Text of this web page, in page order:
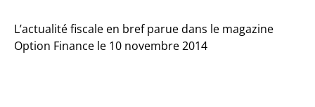
L’actualité fiscale en bref parue dans le magazine
Option Finance le 10 novembre 2014